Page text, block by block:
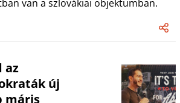
van a szlovákiai objektumban.
az
új
máris